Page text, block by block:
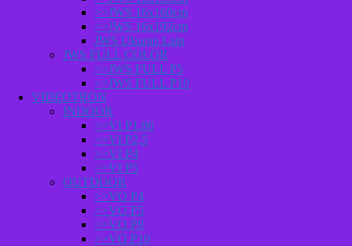
>>JWS 16x160cm
>>JWS 16x192cm
JWS Ukuran Lain
JWS FULL COLOR
>>JWS FULL P5
>>JWS FULL P10
VIDEOTRON
INDOOR
>>VI P1,86
>>VI P2,5
>>VI P4
>>VI P5
OUTDOOR
>>VO P4
>>VO P5
>>VO P8
>>VO P10